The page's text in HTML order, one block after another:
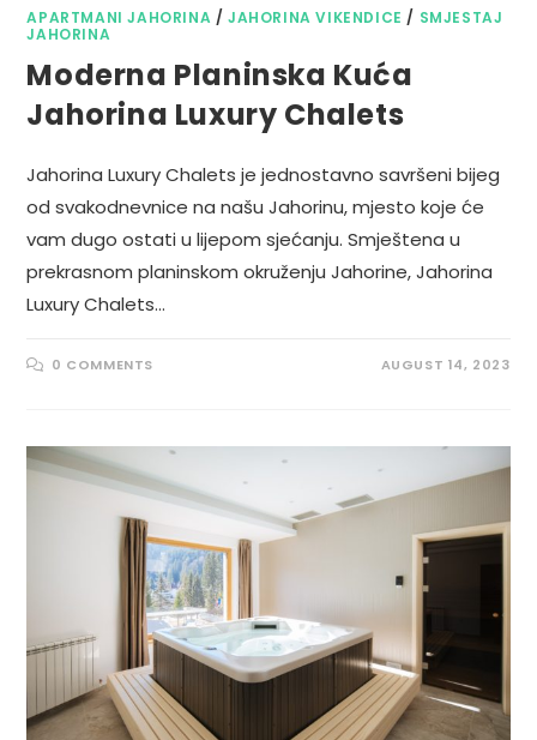
APARTMANI JAHORINA /JAHORINA VIKENDICE / SMJESTAJ
JAHORINA
Moderna Planinska Kuća
Jahorina Luxury Chalets
Jahorina Luxury Chalets je jednostavno savršeni bijeg
od svakodnevnice na našu Jahorinu, mjesto koje će
vam dugo ostati u lijepom sjećanju. Smještena u
prekrasnom planinskom okruženju Jahorine, Jahorina
Luxury Chalets…
0 COMMENTS AUGUST 14, 2023